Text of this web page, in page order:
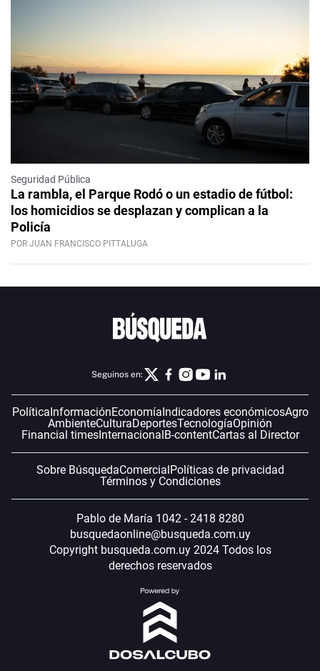
Seguridad Pública
La rambla, el Parque Rodó o un estadio de fútbol:
los homicidios se desplazan y complican a la
Policía
POR JUAN FRANCISCO PITTALUGA
Seguinos en:
PolíticaInformaciónEconomíaIndicadores económicosAgro
AmbienteCulturaDeportesTecnologíaOpinión
Financial timesInternacionalB-contentCartas al Director
Sobre BúsquedaComercialPolíticas de privacidad
Términos y Condiciones
Pablo de María 1042 - 2418 8280
busquedaonline@busqueda.com.uy
Copyright busqueda.com.uy 2024 Todos los
derechos reservados